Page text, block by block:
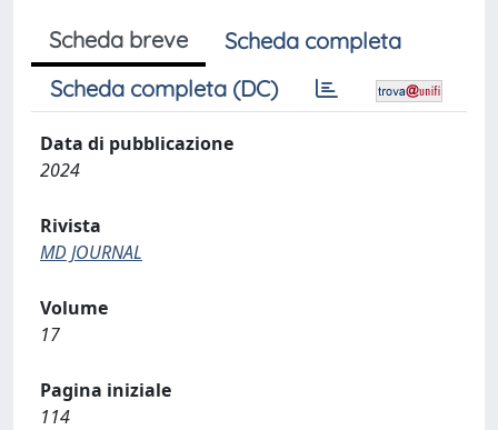
Scheda breve
Scheda completa
Scheda completa (DC)
Data di pubblicazione
2024
Rivista
MD JOURNAL
Volume
17
Pagina iniziale
114